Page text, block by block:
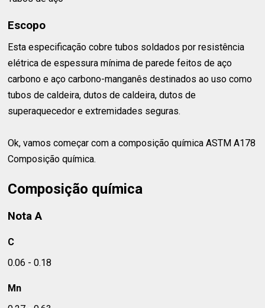
Escopo
Esta especificação cobre tubos soldados por resistência
elétrica de espessura mínima de parede feitos de aço
carbono e aço carbono-manganês destinados ao uso como
tubos de caldeira, dutos de caldeira, dutos de
superaquecedor e extremidades seguras.
Ok, vamos começar com a composição química ASTM A178
Composição química.
Composição química
Nota A
C
0.06 - 0.18
Mn